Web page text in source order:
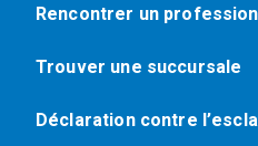
Rencontrer un
Trouver une succursale
Déclaration contre